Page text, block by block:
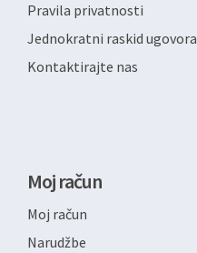
Pravila privatnosti
Jednokratni raskid ugovora
Kontaktirajte nas
Moj račun
Moj račun
Narudžbe